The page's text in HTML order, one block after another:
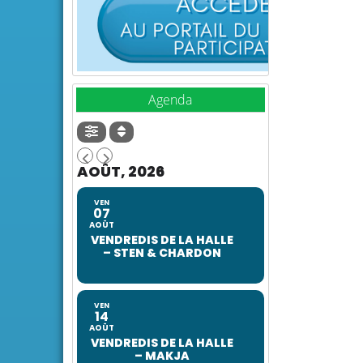
Agenda
AOÛT, 2026
VEN
07
AOÛT
VENDREDIS DE LA HALLE
– STEN & CHARDON
VEN
14
AOÛT
VENDREDIS DE LA HALLE
– MAKJA